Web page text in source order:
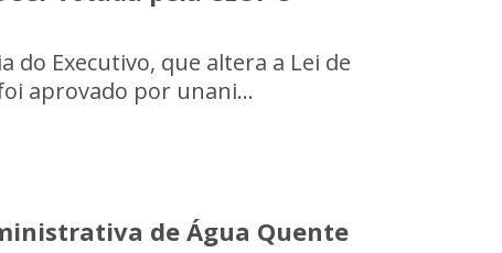
do Executivo, que altera a Lei de
aprovado por unani...
de Água Quente